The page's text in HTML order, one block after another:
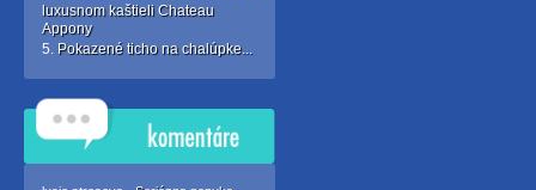
luxusnom kaštieli Chateau
Appony
Pokazené ticho na chalúpke...